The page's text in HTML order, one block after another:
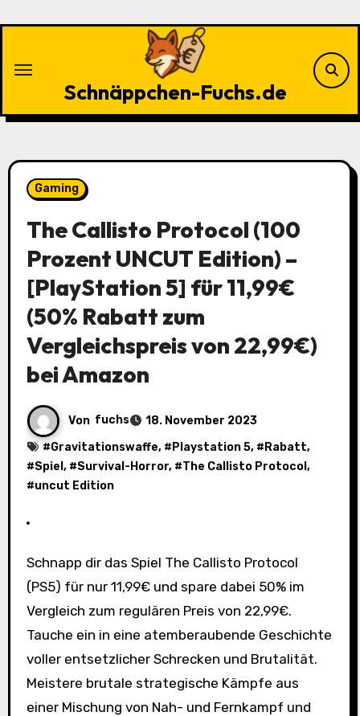
Schnäppchen-Fuchs.de
Gaming
The Callisto Protocol (100
Prozent UNCUT Edition) –
[PlayStation 5] für 11,99€
(50% Rabatt zum
Vergleichspreis von 22,99€)
bei Amazon
Von fuchs
18. November 2023
#Gravitationswaffe, # Playstation 5, # Rabatt,
#Spiel , #Survival-Horror, #The Callisto Protocol ,
#uncut Edition
Schnapp dir das Spiel The Callisto Protocol
(PS5) für nur 11,99€ und spare dabei 50% im
Vergleich zum regulären Preis von 22,99€.
Tauche ein in eine atemberaubende Geschichte
voller entsetzlicher Schrecken und Brutalität.
Meistere brutale strategische Kämpfe aus
einer Mischung von Nah- und Fernkampf und